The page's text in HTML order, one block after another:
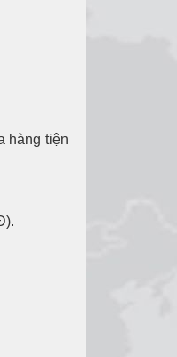
hàng tiện